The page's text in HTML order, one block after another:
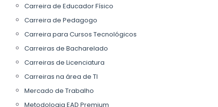
Carreira de Educador Físico
Carreira de Pedagogo
Carreira para Cursos Tecnológicos
Carreiras de Bacharelado
Carreiras de Licenciatura
Carreiras na área de TI
Mercado de Trabalho
Metodologia EAD Premium